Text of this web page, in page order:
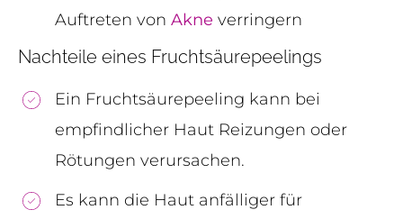
Auftreten von Akne verringern
Nachteile eines Fruchtsäurepeelings
Ein Fruchtsäurepeeling kann bei
empfindlicher Haut Reizungen oder
Rötungen verursachen.
Es kann die Haut anfälliger für